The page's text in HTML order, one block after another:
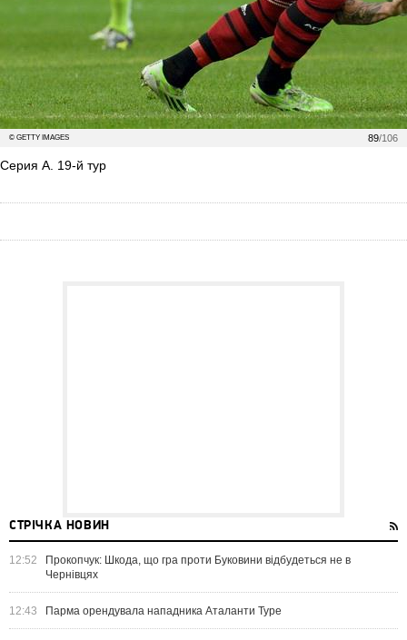
89/106
© GETTY IMAGES
Серия А. 19-й тур
СТРІЧКА НОВИН
12:52
Прокопчук: Шкода, що гра проти Буковини відбудеться не в
Чернівцях
12:43 Парма орендувала нападника Аталанти Туре